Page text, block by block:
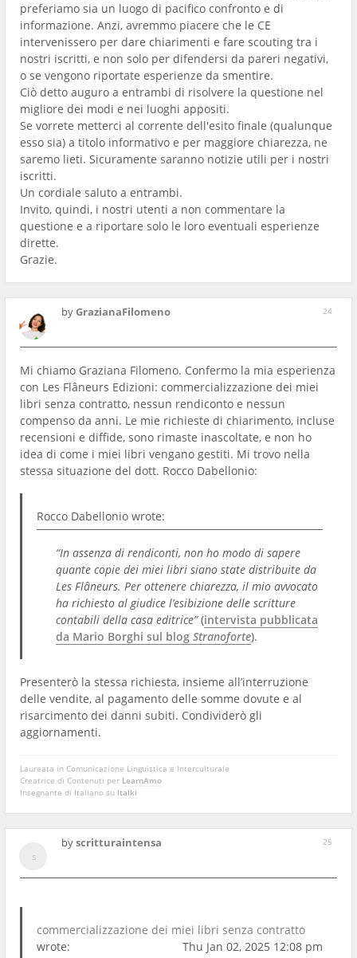
preferiamo sia un luogo di pacifico confronto e di
informazione. Anzi, avremmo piacere che le CE
intervenissero per dare chiarimenti e fare scouting tra i
nostri iscritti, e non solo per difendersi da pareri negativi,
o se vengono riportate esperienze da smentire.
Ciò detto auguro a entrambi di risolvere la questione nel
migliore dei modi e nei luoghi appositi.
Se vorrete metterci al corrente dell'esito finale (qualunque
esso sia) a titolo informativo e per maggiore chiarezza, ne
saremo lieti. Sicuramente saranno notizie utili per i nostri
iscritti.
Un cordiale saluto a entrambi.
Invito, quindi, i nostri utenti a non commentare la
questione e a riportare solo le loro eventuali esperienze
dirette.
Grazie.
24
byGrazianaFilomeno
Mi chiamo Graziana Filomeno. Confermo la mia esperienza
con Les Flâneurs Edizioni: commercializzazione dei miei
libri senza contratto, nessun rendiconto e nessun
compenso da anni. Le mie richieste di chiarimento, incluse
recensioni e diffide, sono rimaste inascoltate, e non ho
idea di come i miei libri vengano gestiti. Mi trovo nella
stessa situazione del dott. Rocco Dabellonio:
Rocco Dabellonio wrote:
“In assenza di rendiconti, non ho modo di sapere
quante copie dei miei libri siano state distribuite da
Les Flâneurs. Per ottenere chiarezza, il mio avvocato
ha richiesto al giudice l’esibizione delle scritture
contabili della casa editrice”(intervista pubblicata
da Mario Borghi sul blog Stranoforte).
Presenterò la stessa richiesta, insieme all’interruzione
delle vendite, al pagamento delle somme dovute e al
risarcimento dei danni subiti. Condividerò gli
aggiornamenti.
Laureata in Comunicazione Linguistica e Interculturale
Creatrice di Contenuti per LearnAmo
Insegnante di Italiano su Italki
25
byscritturaintensa
commercializzazione dei miei libri senza contratto
wrote:
Thu Jan 02, 2025 12:08 pm